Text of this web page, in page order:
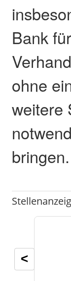
Bank
ohne
weitere
bringen.
<